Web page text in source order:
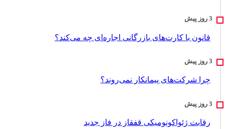
قانون با کارت‌های بازرگانی اجاره‌ای چه می‌کند؟
چرا شرکت‌های پیمانکار نمی‌روند؟
رقابت ژئواکونومیکی قفقاز در فاز جدید